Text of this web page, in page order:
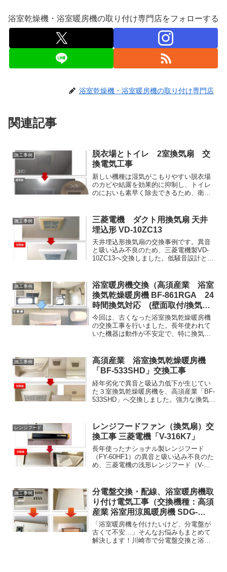
浴室乾燥機・浴室暖房機の取り付け専門店をフォローする
浴室乾燥機・浴室暖房機の取り付け専門店
関連記事
施工事例
脱衣場とトイレ 2室換気扇 交
換電気工事
新しい機種は湿気がこもりやすい脱衣場
のカビや結露を効果的に抑制し、トイレ
のにおいも素早く除去できるため、衛生
静かなうえ、省エネ性能が高いため、電
気代を節約しながら、夜間でも静かで快
適な住環境を維持できます。
施工事例
三菱電機 ダクト用換気扇 天井
埋込形 VD-10ZC13
天井埋込形換気扇の交換事例です。異音
と吸い込み不良のため、三菱電機製VD-
10ZC13へ交換しました。低騒音設計と防
ため、不調を感じたら早めの交換が快適
な住まいを保つ鍵です。
施工事例
浴室暖房機交換（高須産業 浴室
換気乾燥暖房機 BF-861RGA 24
時間換気対応 (壁面取付/換気内
蔵)）工事(神奈川県川崎市高津区)
今回は、古くなった浴室換気乾燥暖房機
の交換工事を行いました。長年使われて
いた機器は動作が不安定で、特に換気機
室全体の空気の流れも悪くなっていたた
め、新しい機器に交換する...
施工事例
高須産業 浴室換気乾燥暖房機
「BF-533SHD」交換工事
経年劣化で異音と吸込力低下が生じてい
た３室換気乾燥暖房機を、高須産業「BF-
533SHD」へ交換しました。強力な換気・
気の不安を解消し、安全で快適な浴室環
境を再生しました。
レンジフード
レンジフードファン（換気扇）交
換工事 三菱電機「V-316K7」
長年使ったナショナル製レンジフード
（FY-60HF1）の異音と吸い込み不良のた
め、三菱電機の浅形レンジフード（V-
に接続しています。快適に長く使うた
め、月1〜2回のフィルター清掃がおすす
めです。
施工事例
分電盤交換・配線、浴室暖房機取
り付け電気工事（交換機種：高須
産業 浴室用涼風暖房機 SDG-
1200GBM /パナソニック スッキ
リパネルコンパクト
BQWB3412(住宅分電盤)）(神奈
「浴室暖房機を付けたいけど、分電盤が
古くて不安…」そんなお悩みもまとめて
解決します！川崎市で分電盤交換と浴室